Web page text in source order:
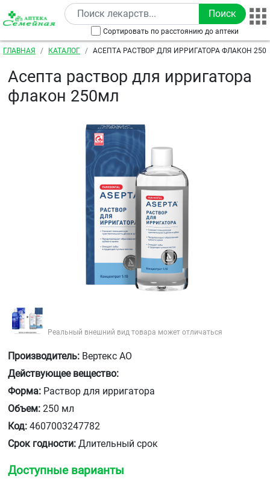
Перейти к основному содержанию
Сортировать по расстоянию до аптеки
Строка навигации
ГЛАВНАЯ КАТАЛОГ АСЕПТА РАСТВОР ДЛЯ ИРРИГАТОРА ФЛАКОН
Асепта раствор для ирригатора
флакон 250мл
Реальный внешний вид товара может отличаться
Производитель: Вертекс АО
Действующее вещество:
Форма: Раствор для ирригатора
Объем: 250 мл
Код: 4607003247782
Срок годности: Длительный срок
Доступные варианты